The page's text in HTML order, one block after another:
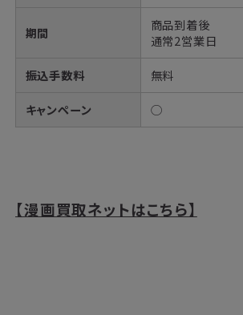
期間
商品到着後
通常2営業日
振込手数料 無料
キャンペーン ◯
【漫画買取ネットはこちら】